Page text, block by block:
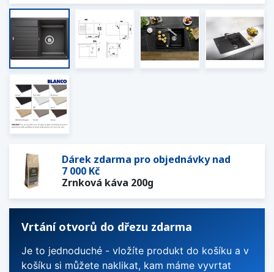
Dárek zdarma pro objednávky nad
7 000 Kč
Zrnková káva 200g
Vrtání otvorů do dřezu zdarma
Je to jednoduché - vložíte produkt do košíku a v
košíku si můžete naklikat, kam máme vyvrtat